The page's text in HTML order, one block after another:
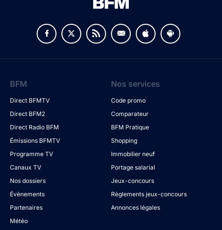
BFM
Direct BFMTV
Direct BFM2
Direct Radio BFM
Émissions BFMTV
Programme TV
Canaux TV
Nos dossiers
Évènements
Partenaires
Météo
Nos services
Code promo
Comparateur
BFM Pratique
Shopping
Immobilier neuf
Portage salarial
Jeux-concours
Règlements jeux-concours
Annonces légales